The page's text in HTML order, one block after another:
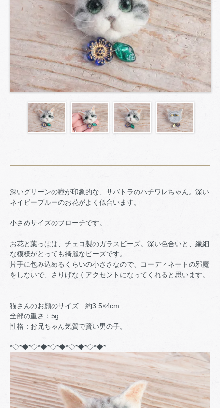
深いグリーンの瞳が印象的な、サバトラのハチワレちゃん。深い
ネイビーブルーのお花がよく似合います。
小さめサイズのブローチです。
お花と葉っぱは、チェコ製のガラスビーズ。深い色合いと、繊細
な模様がとっても綺麗なビーズです。
片手に包み込めるくらいの小ささなので、コーディネートの邪魔
をしないで、さりげなくアクセントになってくれると思います。
猫さんのお顔のサイズ：約3.5×4cm
全部の重さ：5g
性格：お兄ちゃん気質で賢い男の子。
*◇*◆*◇*◆*◇*◆*◇*◆*◇*◆*